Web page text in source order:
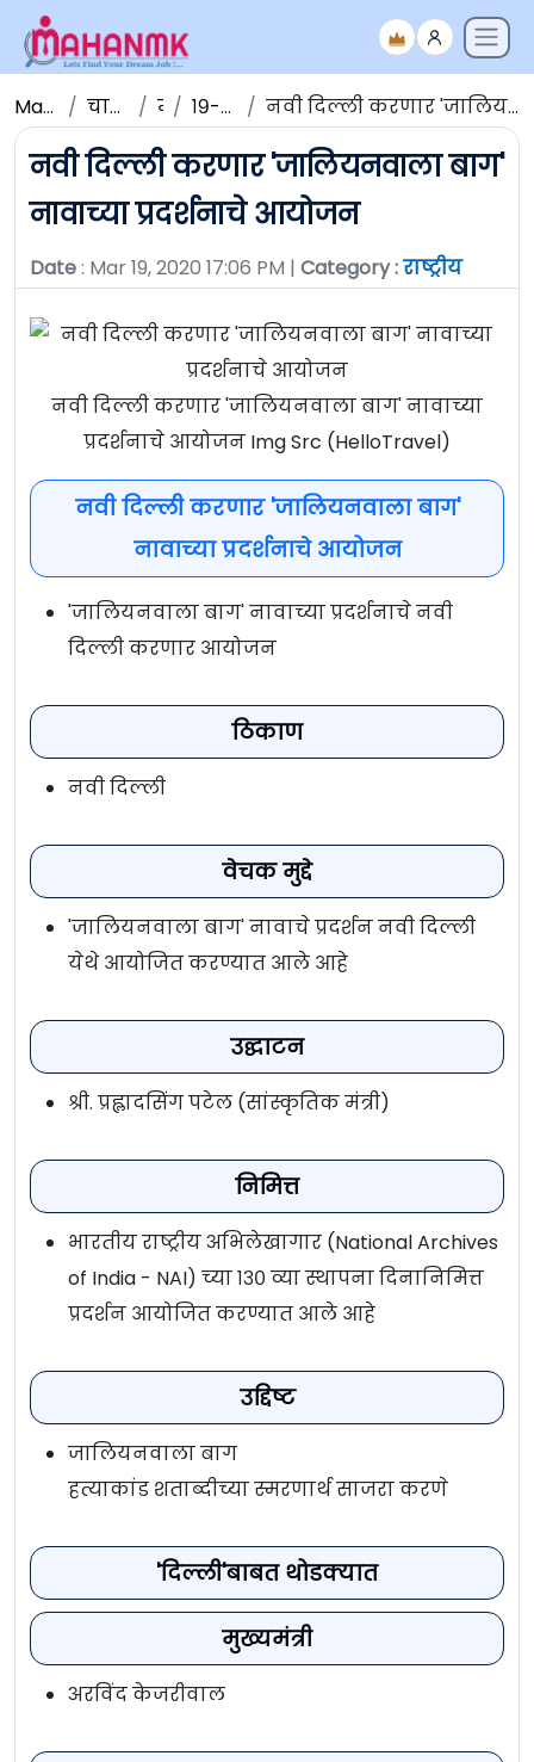
Maha NMK चालू घडामोडी मार्च १९-मार्च-२०२० नवी दिल्ली करणार 'जालियनवाला बाग' नावाच्या प्रदर्शनाचे आयोजन
नवी दिल्ली करणार 'जालियनवाला बाग'
नावाच्या प्रदर्शनाचे आयोजन
Date: Mar 19, 2020 17:06 PM | Category :राष्ट्रीय
नवी दिल्ली करणार 'जालियनवाला बाग' नावाच्या
प्रदर्शनाचे आयोजन Img Src (HelloTravel)
नवी दिल्ली करणार 'जालियनवाला बाग'
नावाच्या प्रदर्शनाचे आयोजन
'जालियनवाला बाग' नावाच्या प्रदर्शनाचे नवी
दिल्ली करणार आयोजन
ठिकाण
नवी दिल्ली
वेचक मुद्दे
'जालियनवाला बाग' नावाचे प्रदर्शन नवी दिल्ली
येथे आयोजित करण्यात आले आहे
उद्घाटन
श्री. प्रह्लादसिंग पटेल (सांस्कृतिक मंत्री)
निमित्त
भारतीय राष्ट्रीय अभिलेखागार (National Archives
of India - NAI) च्या १३० व्या स्थापना दिनानिमित्त
प्रदर्शन आयोजित करण्यात आले आहे
उद्दिष्ट
जालियनवाला बाग
हत्याकांड शताब्दीच्या स्मरणार्थ साजरा करणे
'दिल्ली'बाबत थोडक्यात
मुख्यमंत्री
अरविंद केजरीवाल